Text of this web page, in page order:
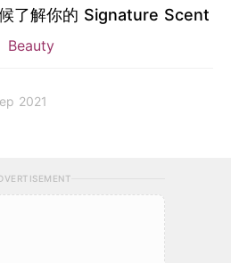
了解你的 Signature Scent
Beauty
2021